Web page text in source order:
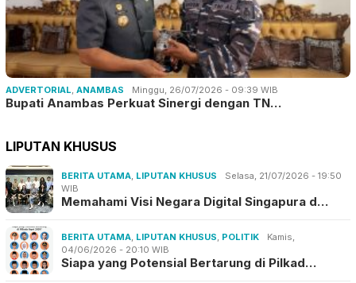
ADVERTORIAL ANAMBAS Minggu, 26/07/2026 - 09:39 WIB
Bupati Anambas Perkuat Sinergi dengan TN…
LIPUTAN KHUSUS
BERITA UTAMA LIPUTAN KHUSUS
Selasa, 21/07/2026 - 19:50
WIB
Memahami Visi Negara Digital Singapura d…
BERITA UTAMA LIPUTAN KHUSUS POLITIK
Kamis,
04/06/2026 - 20:10 WIB
Siapa yang Potensial Bertarung di Pilkad…